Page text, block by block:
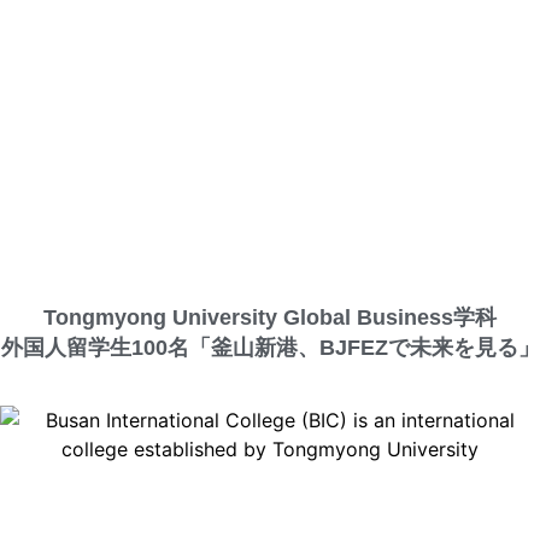
Tongmyong University Global Business学科
外国人留学生100名「釜山新港、BJFEZで未来を見る」